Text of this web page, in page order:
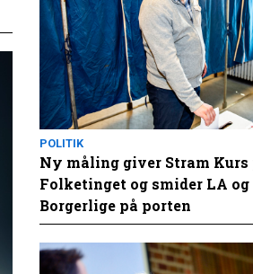
POLITIK
Ny måling giver Stram Kurs
Folketinget og smider LA
Borgerlige på porten